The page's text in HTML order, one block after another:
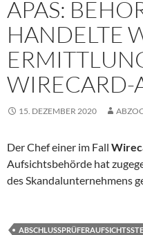
APAS:
HANDELTE
WIRECARD-
15. DEZEMBER 2020
Der Chef einer im Fall
Aufsichtsbehörde hat
des Skandalunternehmens